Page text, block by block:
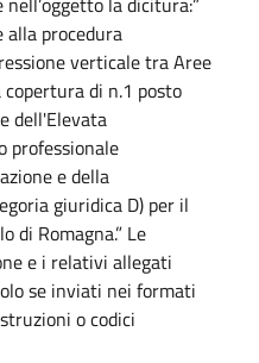
alla procedura
verticale tra Aree
di n.1 posto
dell'Elevata
professionale
e della
giuridica D) per il
di Romagna.” Le
e i relativi allegati
se inviati nei formati
o codici